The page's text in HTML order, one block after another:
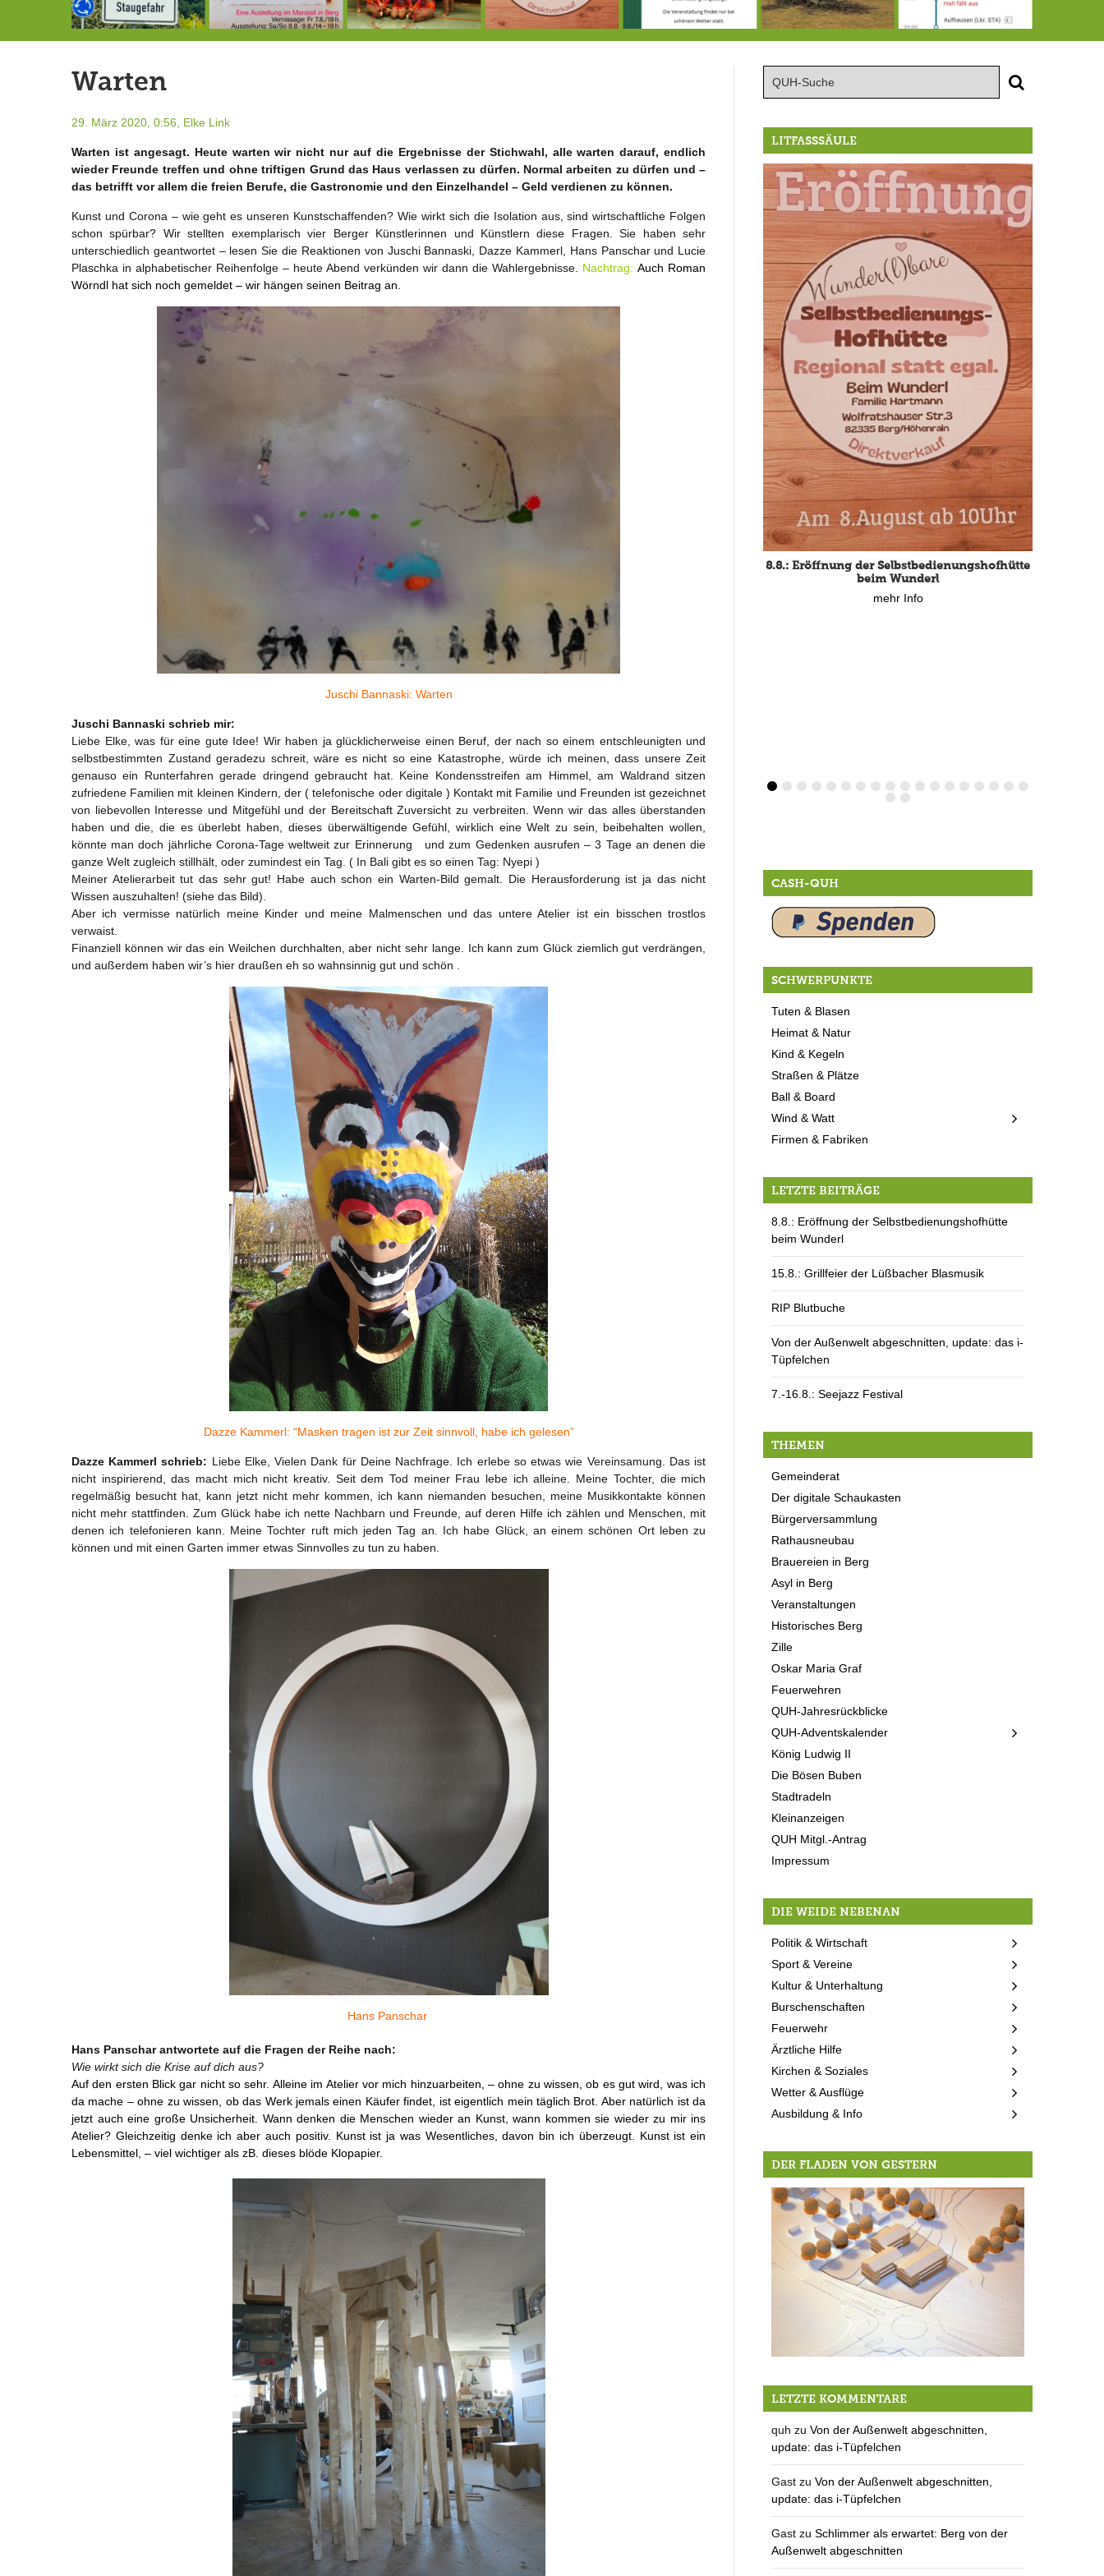
Warten
29. März 2020, 0:56, Elke Link
Warten ist angesagt. Heute warten wir nicht nur auf die Ergebnisse der Stichwahl, alle warten darauf, endlich
wieder Freunde treffen und ohne triftigen Grund das Haus verlassen zu dürfen. Normal arbeiten zu dürfen und –
das betrifft vor allem die freien Berufe, die Gastronomie und den Einzelhandel – Geld verdienen zu können.
Kunst und Corona – wie geht es unseren Kunstschaffenden? Wie wirkt sich die Isolation aus, sind wirtschaftliche Folgen
schon spürbar? Wir stellten exemplarisch vier Berger Künstlerinnen und Künstlern diese Fragen. Sie haben sehr
unterschiedlich geantwortet – lesen Sie die Reaktionen von Juschi Bannaski, Dazze Kammerl, Hans Panschar und Lucie
Plaschka in alphabetischer Reihenfolge – heute Abend verkünden wir dann die Wahlergebnisse. Nachtrag:Auch Roman
Wörndl hat sich noch gemeldet – wir hängen seinen Beitrag an.
Juschi Bannaski: Warten
Juschi Bannaski schrieb mir:
Liebe Elke, was für eine gute Idee! Wir haben ja glücklicherweise einen Beruf, der nach so einem entschleunigten und
selbstbestimmten Zustand geradezu schreit, wäre es nicht so eine Katastrophe, würde ich meinen, dass unsere Zeit
genauso ein Runterfahren gerade dringend gebraucht hat. Keine Kondensstreifen am Himmel, am Waldrand sitzen
zufriedene Familien mit kleinen Kindern, der ( telefonische oder digitale ) Kontakt mit Familie und Freunden ist gezeichnet
von liebevollen Interesse und Mitgefühl und der Bereitschaft Zuversicht zu verbreiten. Wenn wir das alles überstanden
haben und die, die es überlebt haben, dieses überwältigende Gefühl, wirklich eine Welt zu sein, beibehalten wollen,
könnte man doch jährliche Corona-Tage weltweit zur Erinnerung und zum Gedenken ausrufen – 3 Tage an denen die
ganze Welt zugleich stillhält, oder zumindest ein Tag. ( In Bali gibt es so einen Tag: Nyepi )
Meiner Atelierarbeit tut das sehr gut! Habe auch schon ein Warten-Bild gemalt. Die Herausforderung ist ja das nicht
Wissen auszuhalten! (siehe das Bild).
Aber ich vermisse natürlich meine Kinder und meine Malmenschen und das untere Atelier ist ein bisschen trostlos
verwaist.
Finanziell können wir das ein Weilchen durchhalten, aber nicht sehr lange. Ich kann zum Glück ziemlich gut verdrängen,
und außerdem haben wir’s hier draußen eh so wahnsinnig gut und schön .
Dazze Kammerl: “Masken tragen ist zur Zeit sinnvoll, habe ich gelesen”
Dazze Kammerl schrieb: Liebe Elke, Vielen Dank für Deine Nachfrage. Ich erlebe so etwas wie Vereinsamung. Das ist
nicht inspirierend, das macht mich nicht kreativ. Seit dem Tod meiner Frau lebe ich alleine. Meine Tochter, die mich
regelmäßig besucht hat, kann jetzt nicht mehr kommen, ich kann niemanden besuchen, meine Musikkontakte können
nicht mehr stattfinden. Zum Glück habe ich nette Nachbarn und Freunde, auf deren Hilfe ich zählen und Menschen, mit
denen ich telefonieren kann. Meine Tochter ruft mich jeden Tag an. Ich habe Glück, an einem schönen Ort leben zu
können und mit einen Garten immer etwas Sinnvolles zu tun zu haben.
Hans Panschar
Hans Panschar antwortete auf die Fragen der Reihe nach:
Wie wirkt sich die Krise auf dich aus?
Auf den ersten Blick gar nicht so sehr. Alleine im Atelier vor mich hinzuarbeiten, – ohne zu wissen, ob es gut wird, was ich
da mache – ohne zu wissen, ob das Werk jemals einen Käufer findet, ist eigentlich mein täglich Brot. Aber natürlich ist da
jetzt auch eine große Unsicherheit. Wann denken die Menschen wieder an Kunst, wann kommen sie wieder zu mir ins
Atelier? Gleichzeitig denke ich aber auch positiv. Kunst ist ja was Wesentliches, davon bin ich überzeugt. Kunst ist ein
Lebensmittel, – viel wichtiger als zB. dieses blöde Klopapier.
LITFASSSÄULE
8.8.: Eröffnung der Selbstbedienungshofhütte
beim Wunderl
mehr Info
CASH-QUH
SCHWERPUNKTE
Tuten & Blasen
Heimat & Natur
Kind & Kegeln
Straßen & Plätze
Ball & Board
Wind & Watt
Firmen & Fabriken
LETZTE BEITRÄGE
8.8.: Eröffnung der Selbstbedienungshofhütte
beim Wunderl
15.8.: Grillfeier der Lüßbacher Blasmusik
RIP Blutbuche
Von der Außenwelt abgeschnitten, update: das i-
Tüpfelchen
7.-16.8.: Seejazz Festival
THEMEN
Gemeinderat
Der digitale Schaukasten
Bürgerversammlung
Rathausneubau
Brauereien in Berg
Asyl in Berg
Veranstaltungen
Historisches Berg
Zille
Oskar Maria Graf
Feuerwehren
QUH-Jahresrückblicke
QUH-Adventskalender
König Ludwig II
Die Bösen Buben
Stadtradeln
Kleinanzeigen
QUH Mitgl.-Antrag
Impressum
DIE WEIDE NEBENAN
Politik & Wirtschaft
Sport & Vereine
Kultur & Unterhaltung
Burschenschaften
Feuerwehr
Ärztliche Hilfe
Kirchen & Soziales
Wetter & Ausflüge
Ausbildung & Info
DER FLADEN VON GESTERN
LETZTE KOMMENTARE
quh zuVon der Außenwelt abgeschnitten,
update: das i-Tüpfelchen
Gast zuVon der Außenwelt abgeschnitten,
update: das i-Tüpfelchen
Gast zuSchlimmer als erwartet: Berg von der
Außenwelt abgeschnitten